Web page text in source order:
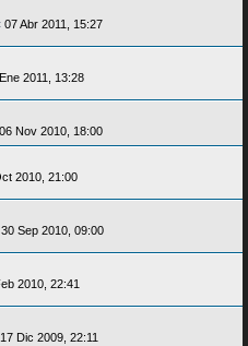
07 Abr 2011, 15:27
2011, 13:28
06 Nov 2010, 18:00
2010, 21:00
30 Sep 2010, 09:00
2010, 22:41
17 Dic 2009, 22:11